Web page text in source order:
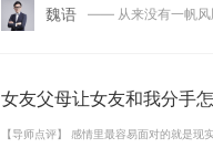
魏语 —— 从来没有一帆风
女友父母让女友和我分手
【导师点评】 感情里最容易面对的就是